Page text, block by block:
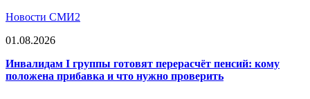
Новости СМИ2
01.08.2026
Инвалидам I группы готовят перерасчёт пенсий: кому
положена прибавка и что нужно проверить